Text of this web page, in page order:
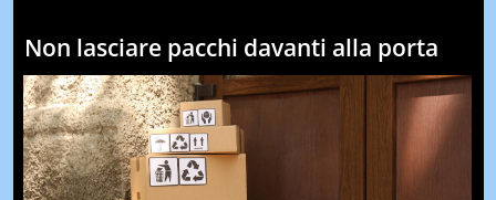
Non lasciare pacchi davanti alla porta